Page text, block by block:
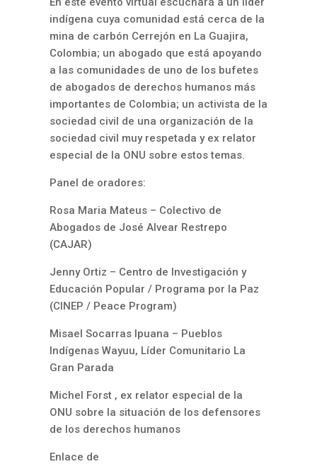
indígena cuya comunidad está cerca de la
mina de carbón Cerrejón en La Guajira,
Colombia; un abogado que está apoyando
a las comunidades de uno de los bufetes
de abogados de derechos humanos más
importantes de Colombia; un activista de la
sociedad civil de una organización de la
sociedad civil muy respetada y ex relator
especial de la ONU sobre estos temas.
Panel de oradores:
Rosa Maria Mateus – Colectivo de
Abogados de José Alvear Restrepo
(CAJAR)
Jenny Ortiz – Centro de Investigación y
Educación Popular / Programa por la Paz
(CINEP / Peace Program)
Misael Socarras Ipuana – Pueblos
Indígenas Wayuu, Líder Comunitario La
Gran Parada
Michel Forst , ex relator especial de la
ONU sobre la situación de los defensores
de los derechos humanos
Enlace de